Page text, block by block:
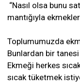
“Nasıl olsa bunu
mantığıyla
Toplumumuzda
Bunlardan bir
Ekmeği herkes
sıcak tüketmek